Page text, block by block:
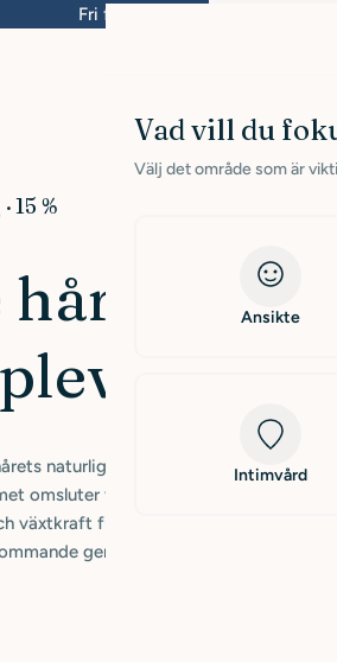
Fri frakt inom Sverige från 399kr
15 %
håret rätt
magi
naturliga balans och lämnar ett starkt
omsluter varje hårstrå med följsamhet
växtkraft från rot till topp. Trygga för
generationer.
Vad vill du
Välj det område som är
Ansikte
Intimvård